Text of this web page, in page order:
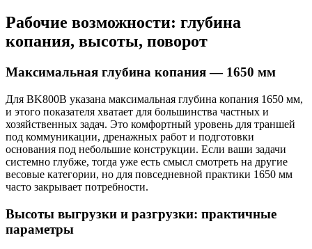
Рабочие возможности: глубина
копания, высоты, поворот
Максимальная глубина копания — 1650 мм
Для BK800B указана максимальная глубина копания 1650 мм,
и этого показателя хватает для большинства частных и
хозяйственных задач. Это комфортный уровень для траншей
под коммуникации, дренажных работ и подготовки
основания под небольшие конструкции. Если ваши задачи
системно глубже, тогда уже есть смысл смотреть на другие
весовые категории, но для повседневной практики 1650 мм
часто закрывает потребности.
Высоты выгрузки и разгрузки: практичные
параметры